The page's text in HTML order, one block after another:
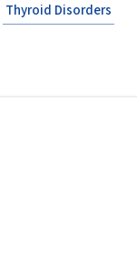
Thyroid Disorders